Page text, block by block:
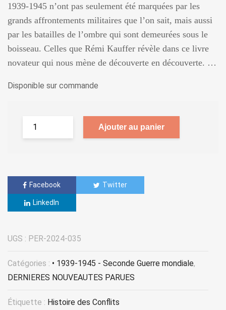
1939-1945 n’ont pas seulement été marquées par les
grands affrontements militaires que l’on sait, mais aussi
par les batailles de l’ombre qui sont demeurées sous le
boisseau. Celles que Rémi Kauffer révèle dans ce livre
novateur qui nous mène de découverte en découverte. …
Disponible sur commande
Ajouter au panier
Facebook Twitter
LinkedIn
UGS : PER-2024-035
Catégories : • 1939-1945 - Seconde Guerre mondiale,
DERNIERES NOUVEAUTES PARUES
Étiquette : Histoire des Conflits